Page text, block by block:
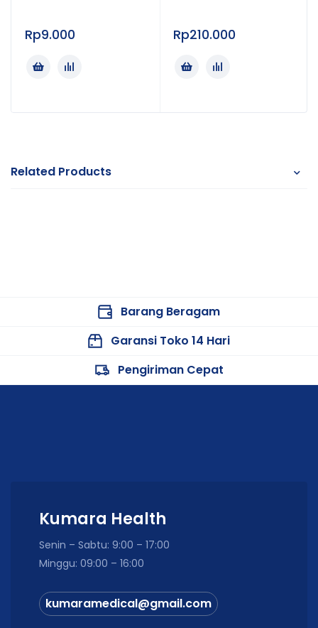
Rp9.000 Rp210.000
Related Products
Barang Beragam
Garansi Toko 14 Hari
Pengiriman Cepat
Kumara Health
Senin – Sabtu: 9:00 – 17:00
Minggu: 09:00 – 16:00
kumaramedical@gmail.com